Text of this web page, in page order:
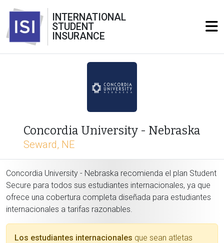
INTERNATIONAL
STUDENT
INSURANCE
Concordia University - Nebraska
Seward, NE
Concordia University - Nebraska recomienda el plan Student
Secure para todos sus estudiantes internacionales, ya que
ofrece una cobertura completa diseñada para estudiantes
internacionales a tarifas razonables.
Los estudiantes internacionales que sean atletas